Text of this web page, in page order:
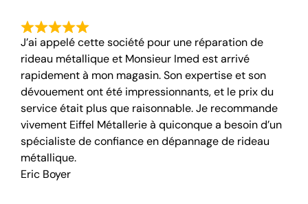
J’ai appelé cette société pour une réparation de
rideau métallique et Monsieur Imed est arrivé
rapidement à mon magasin. Son expertise et son
dévouement ont été impressionnants, et le prix du
service était plus que raisonnable. Je recommande
vivement Eiffel Métallerie à quiconque a besoin d’un
spécialiste de confiance en dépannage de rideau
métallique.
Eric Boyer